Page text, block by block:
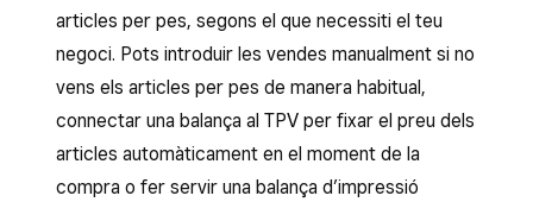
articles per pes, segons el que necessiti el teu
negoci. Pots introduir les vendes manualment si no
vens els articles per pes de manera habitual,
connectar una balança al TPV per fixar el preu dels
articles automàticament en el moment de la
compra o fer servir una balança d’impressió